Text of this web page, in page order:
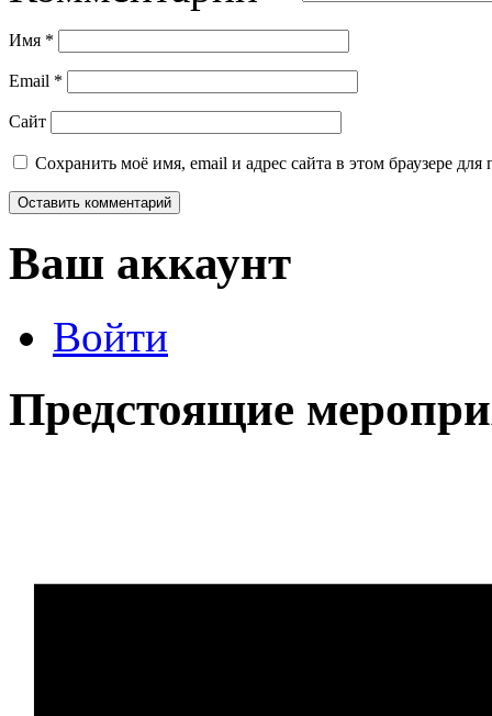
Имя *
Email *
Сайт
Сохранить моё имя, email и адрес сайта в этом браузере
Ваш аккаунт
Войти
Предстоящие